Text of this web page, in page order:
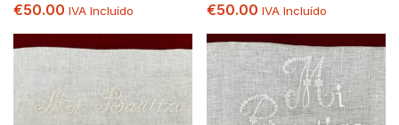
€50.00 IVA Incluído €50.00 IVA Incluído